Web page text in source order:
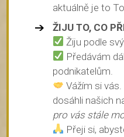
aktuálně je to
ŽIJU TO, CO
Žiju podle
Předávám
podnikatelům.
Vážím si
dosáhli našich
pro vás stále
Přeji si,